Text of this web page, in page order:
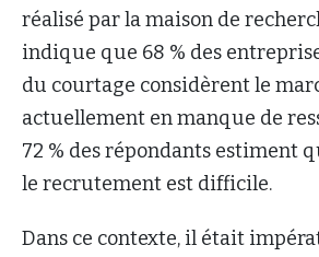
réalisé par la maison de
indique que 68 % des
du courtage considèrent le
actuellement en manque de
72 % des répondants estiment
le recrutement est difficile.
Dans ce contexte, il était